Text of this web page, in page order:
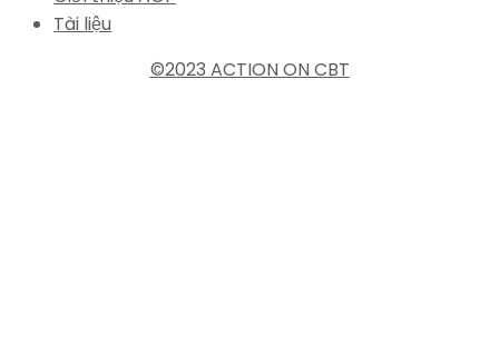
Tài liệu
©2023 ACTION ON CBT